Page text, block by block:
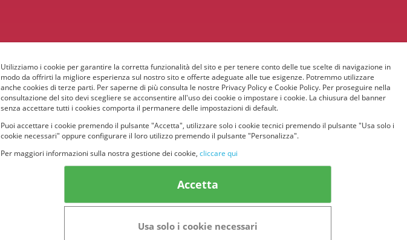
FAQs
Regolamento del Servizio
Utilizziamo i cookie per garantire la corretta funzionalità del sito e per tenere conto delle tue scelte di navigazione in
modo da offrirti la migliore esperienza sul nostro sito e offerte adeguate alle tue esigenze. Potremmo utilizzare
anche cookies di terze parti. Per saperne di più consulta le nostre Privacy Policy e Cookie Policy. Per proseguire nella
consultazione del sito devi scegliere se acconsentire all'uso dei cookie o impostare i cookie. La chiusura del banner
senza accettare tutti i cookies comporta il permanere delle impostazioni di default.
Puoi accettare i cookie premendo il pulsante "Accetta", utilizzare solo i cookie tecnici premendo il pulsante "Usa solo i
cookie necessari" oppure configurare il loro utilizzo premendo il pulsante "Personalizza".
Per maggiori informazioni sulla nostra gestione dei cookie, cliccare qui
Accetta
Usa solo i cookie necessari